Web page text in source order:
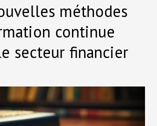
méthodes
continue
secteur financier